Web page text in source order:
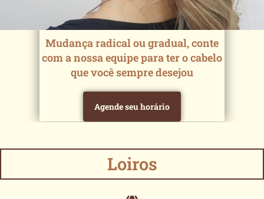
Química Capilar
Mudança radical ou gradual, conte
com a nossa equipe para ter o cabelo
que você sempre desejou
Agende seu horário
Loiros